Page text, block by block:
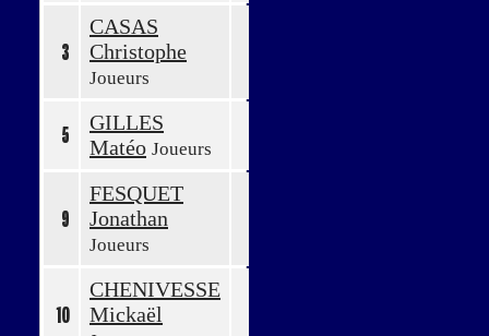
3
CASAS
Christophe
Joueurs
5
GILLES
Matéo Joueurs
9
FESQUET
Jonathan
Joueurs
10
CHENIVESSE
Mickaël